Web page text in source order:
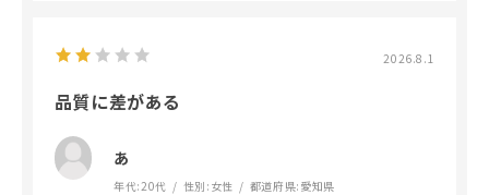
2026.8.1
品質に差がある
あ
年代: 20代 性別: 女性 都道府県: 愛知県